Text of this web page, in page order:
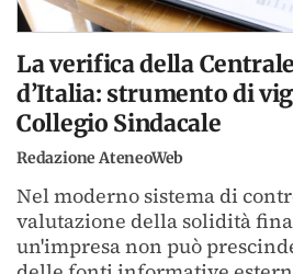
La verifica della
d’Italia: strumento di
Collegio Sindacale
Redazione AteneoWeb
Nel moderno sistema di
valutazione della solidità
un'impresa non può